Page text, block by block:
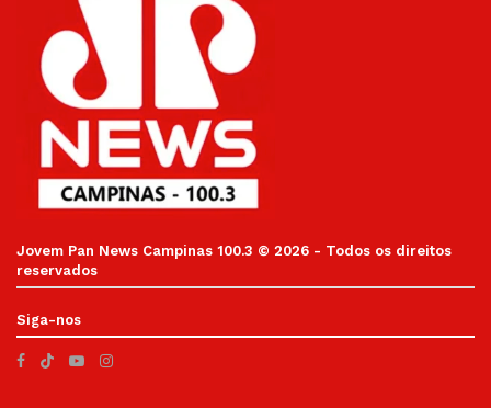
Jovem Pan News Campinas 100.3 © 2026 - Todos os direitos
reservados
Siga-nos